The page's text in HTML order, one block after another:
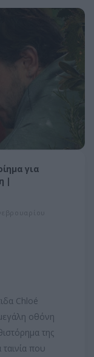
για
|
Chloé
οθόνη
της
που